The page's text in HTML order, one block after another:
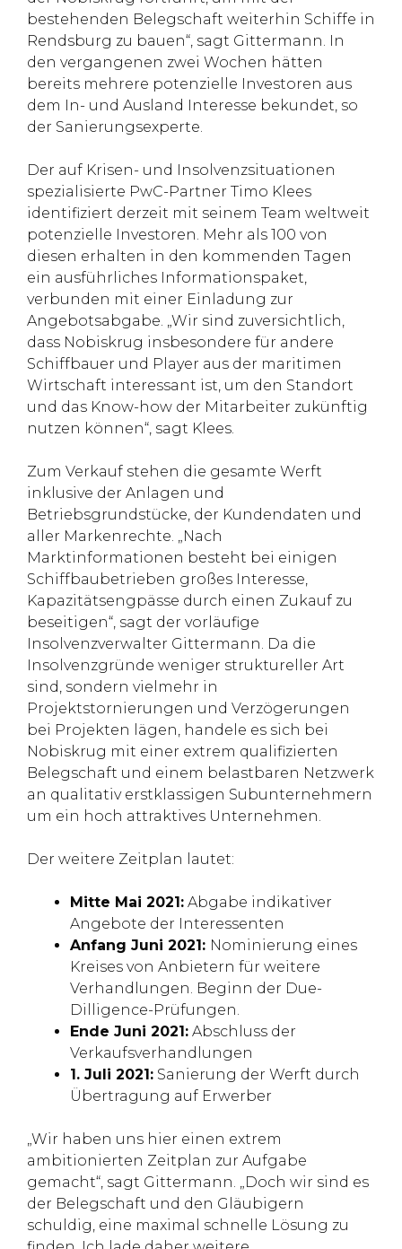
bestehenden Belegschaft weiterhin Schiffe in
Rendsburg zu bauen“, sagt Gittermann. In
den vergangenen zwei Wochen hätten
bereits mehrere potenzielle Investoren aus
dem In- und Ausland Interesse bekundet, so
der Sanierungsexperte.
Der auf Krisen- und Insolvenzsituationen
spezialisierte PwC-Partner Timo Klees
identifiziert derzeit mit seinem Team weltweit
potenzielle Investoren. Mehr als 100 von
diesen erhalten in den kommenden Tagen
ein ausführliches Informationspaket,
verbunden mit einer Einladung zur
Angebotsabgabe. „Wir sind zuversichtlich,
dass Nobiskrug insbesondere für andere
Schiffbauer und Player aus der maritimen
Wirtschaft interessant ist, um den Standort
und das Know-how der Mitarbeiter zukünftig
nutzen können“, sagt Klees.
Zum Verkauf stehen die gesamte Werft
inklusive der Anlagen und
Betriebsgrundstücke, der Kundendaten und
aller Markenrechte. „Nach
Marktinformationen besteht bei einigen
Schiffbaubetrieben großes Interesse,
Kapazitätsengpässe durch einen Zukauf zu
beseitigen“, sagt der vorläufige
Insolvenzverwalter Gittermann. Da die
Insolvenzgründe weniger struktureller Art
sind, sondern vielmehr in
Projektstornierungen und Verzögerungen
bei Projekten lägen, handele es sich bei
Nobiskrug mit einer extrem qualifizierten
Belegschaft und einem belastbaren Netzwerk
an qualitativ erstklassigen Subunternehmern
um ein hoch attraktives Unternehmen.
Der weitere Zeitplan lautet:
Mitte Mai 2021: Abgabe indikativer
Angebote der Interessenten
Anfang Juni 2021: Nominierung eines
Kreises von Anbietern für weitere
Verhandlungen. Beginn der Due-
Dilligence-Prüfungen.
Ende Juni 2021: Abschluss der
Verkaufsverhandlungen
1. Juli 2021: Sanierung der Werft durch
Übertragung auf Erwerber
„Wir haben uns hier einen extrem
ambitionierten Zeitplan zur Aufgabe
gemacht“, sagt Gittermann. „Doch wir sind es
der Belegschaft und den Gläubigern
schuldig, eine maximal schnelle Lösung zu